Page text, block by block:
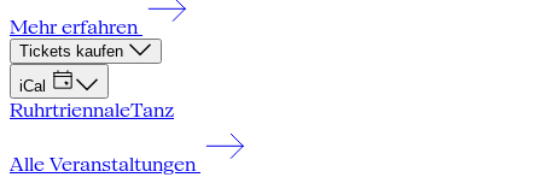
Mehr erfahren
Tickets kaufen
iCal
RuhrtriennaleTanz
Alle Veranstaltungen